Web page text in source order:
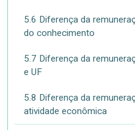
5.6 Diferença da
do conhecimento
5.7 Diferença da
e UF
5.8 Diferença da
atividade econômica